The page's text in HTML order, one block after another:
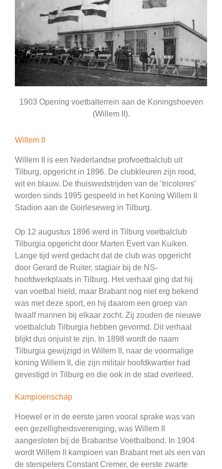
1903 Opening voetbalterrein aan de Koningshoeven
(Willem II).
Willem II
Willem II is een Nederlandse profvoetbalclub uit
Tilburg, opgericht in 1896. De clubkleuren zijn rood,
wit en blauw. De thuiswedstrijden van de ’tricolores’
worden sinds 1995 gespeeld in het Koning Willem II
Stadion aan de Goirleseweg in Tilburg.
Op 12 augustus 1896 werd in Tilburg voetbalclub
Tilburgia opgericht door Marten Evert van Kuiken.
Lange tijd werd gedacht dat de club was opgericht
door Gerard de Ruiter, stagiair bij de NS-
hoofdwerkplaats in Tilburg. Het verhaal ging dat hij
van voetbal hield, maar Brabant nog niet erg bekend
was met deze sport, en hij daarom een groep van
twaalf mannen bij elkaar zocht. Zij zouden de nieuwe
voetbalclub Tilburgia hebben gevormd. Dit verhaal
blijkt dus onjuist te zijn. In 1898 wordt de naam
Tilburgia gewijzigd in Willem II, naar de voormalige
koning Willem II, die zijn militair hoofdkwartier had
gevestigd in Tilburg en die ook in de stad overleed.
Kampioenschap
Hoewel er in de eerste jaren vooral sprake was van
een gezelligheidsvereniging, was Willem II
aangesloten bij de Brabantse Voetbalbond. In 1904
wordt Willem II kampioen van Brabant met als een van
de sterspelers Constant Cremer, de eerste zwarte